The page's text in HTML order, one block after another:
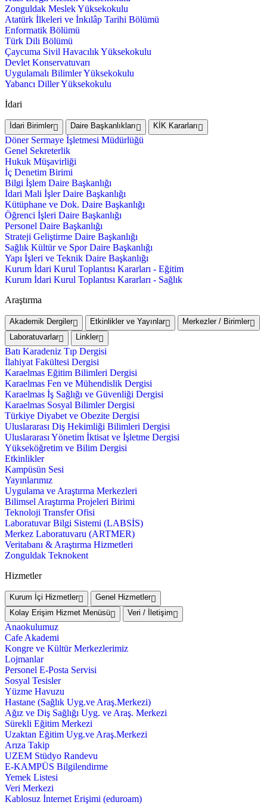
Zonguldak Meslek Yüksekokulu
Atatürk İlkeleri ve İnkılâp Tarihi Bölümü
Enformatik Bölümü
Türk Dili Bölümü
Çaycuma Sivil Havacılık Yüksekokulu
Devlet Konservatuvarı
Uygulamalı Bilimler Yüksekokulu
Yabancı Diller Yüksekokulu
İdari
İdari Birimler Daire Başkanlıkları KİK Kararları
Döner Sermaye İşletmesi Müdürlüğü
Genel Sekreterlik
Hukuk Müşavirliği
İç Denetim Birimi
Bilgi İşlem Daire Başkanlığı
İdari Mali İşler Daire Başkanlığı
Kütüphane ve Dok. Daire Başkanlığı
Öğrenci İşleri Daire Başkanlığı
Personel Daire Başkanlığı
Strateji Geliştirme Daire Başkanlığı
Sağlık Kültür ve Spor Daire Başkanlığı
Yapı İşleri ve Teknik Daire Başkanlığı
Kurum İdari Kurul Toplantısı Kararları - Eğitim
Kurum İdari Kurul Toplantısı Kararları - Sağlık
Araştırma
Akademik Dergiler Etkinlikler ve Yayınlar
Merkezler / Birimler
Laboratuvarlar
Linkler
Batı Karadeniz Tıp Dergisi
İlahiyat Fakültesi Dergisi
Karaelmas Eğitim Bilimleri Dergisi
Karaelmas Fen ve Mühendislik Dergisi
Karaelmas İş Sağlığı ve Güvenliği Dergisi
Karaelmas Sosyal Bilimler Dergisi
Türkiye Diyabet ve Obezite Dergisi
Uluslararası Diş Hekimliği Bilimleri Dergisi
Uluslararası Yönetim İktisat ve İşletme Dergisi
Yükseköğretim ve Bilim Dergisi
Etkinlikler
Kampüsün Sesi
Yayınlarımız
Uygulama ve Araştırma Merkezleri
Bilimsel Araştırma Projeleri Birimi
Teknoloji Transfer Ofisi
Laboratuvar Bilgi Sistemi (LABSİS)
Merkez Laboratuvaru (ARTMER)
Veritabanı & Araştırma Hizmetleri
Zonguldak Teknokent
Hizmetler
Kurum İçi Hizmetler
Genel Hizmetler
Kolay Erişim Hizmet Menüsü
Veri / İletişim
Anaokulumuz
Cafe Akademi
Kongre ve Kültür Merkezlerimiz
Lojmanlar
Personel E-Posta Servisi
Sosyal Tesisler
Yüzme Havuzu
Hastane (Sağlık Uyg.ve Araş.Merkezi)
Ağız ve Diş Sağlığı Uyg. ve Araş. Merkezi
Sürekli Eğitim Merkezi
Uzaktan Eğitim Uyg.ve Araş.Merkezi
Arıza Takip
UZEM Stüdyo Randevu
E-KAMPÜS Bilgilendirme
Yemek Listesi
Veri Merkezi
Kablosuz İnternet Erişimi (eduroam)